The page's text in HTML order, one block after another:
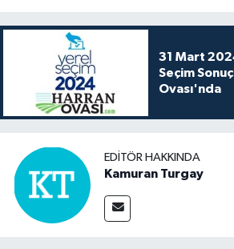
31 Mart
Seçim
Ovası'nda
EDITÖR HAKKINDA
Kamuran Turgay